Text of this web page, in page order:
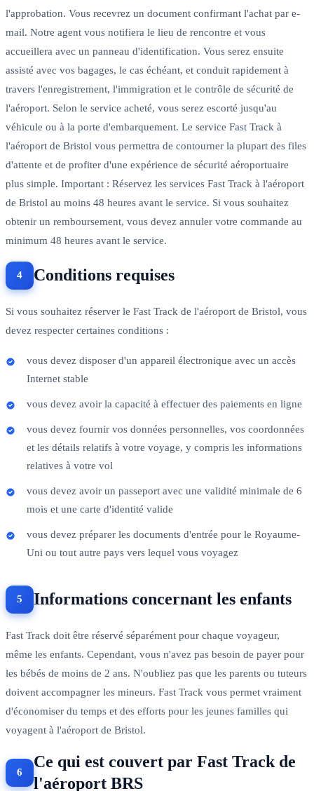
l'approbation. Vous recevrez un document confirmant l'achat par e-
mail. Notre agent vous notifiera le lieu de rencontre et vous
accueillera avec un panneau d'identification. Vous serez ensuite
assisté avec vos bagages, le cas échéant, et conduit rapidement à
travers l'enregistrement, l'immigration et le contrôle de sécurité de
l'aéroport. Selon le service acheté, vous serez escorté jusqu'au
véhicule ou à la porte d'embarquement. Le service Fast Track à
l'aéroport de Bristol vous permettra de contourner la plupart des files
d'attente et de profiter d'une expérience de sécurité aéroportuaire
plus simple. Important : Réservez les services Fast Track à l'aéroport
de Bristol au moins 48 heures avant le service. Si vous souhaitez
obtenir un remboursement, vous devez annuler votre commande au
minimum 48 heures avant le service.
Conditions requises
Si vous souhaitez réserver le Fast Track de l'aéroport de Bristol, vous
devez respecter certaines conditions :
vous devez disposer d'un appareil électronique avec un accès
Internet stable
vous devez avoir la capacité à effectuer des paiements en ligne
vous devez fournir vos données personnelles, vos coordonnées
et les détails relatifs à votre voyage, y compris les informations
relatives à votre vol
vous devez avoir un passeport avec une validité minimale de 6
mois et une carte d'identité valide
vous devez préparer les documents d'entrée pour le Royaume-
Uni ou tout autre pays vers lequel vous voyagez
Informations concernant les enfants
Fast Track doit être réservé séparément pour chaque voyageur,
même les enfants. Cependant, vous n'avez pas besoin de payer pour
les bébés de moins de 2 ans. N'oubliez pas que les parents ou tuteurs
doivent accompagner les mineurs. Fast Track vous permet vraiment
d'économiser du temps et des efforts pour les jeunes familles qui
voyagent à l'aéroport de Bristol.
Ce qui est couvert par Fast Track de
l'aéroport BRS